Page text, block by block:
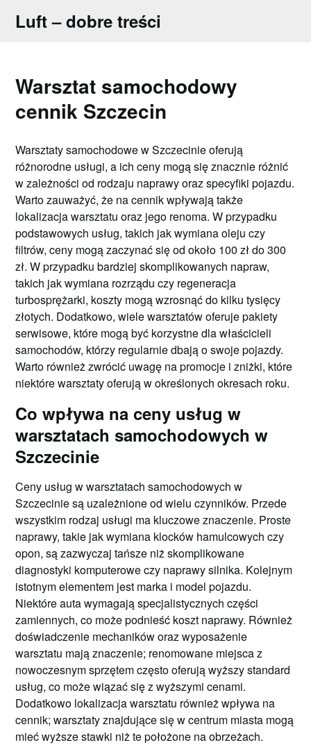
Luft – dobre treści
Warsztat samochodowy
cennik Szczecin
Warsztaty samochodowe w Szczecinie oferują
różnorodne usługi, a ich ceny mogą się znacznie różnić
w zależności od rodzaju naprawy oraz specyfiki pojazdu.
Warto zauważyć, że na cennik wpływają także
lokalizacja warsztatu oraz jego renoma. W przypadku
podstawowych usług, takich jak wymiana oleju czy
filtrów, ceny mogą zaczynać się od około 100 zł do 300
zł. W przypadku bardziej skomplikowanych napraw,
takich jak wymiana rozrządu czy regeneracja
turbosprężarki, koszty mogą wzrosnąć do kilku tysięcy
złotych. Dodatkowo, wiele warsztatów oferuje pakiety
serwisowe, które mogą być korzystne dla właścicieli
samochodów, którzy regularnie dbają o swoje pojazdy.
Warto również zwrócić uwagę na promocje i zniżki, które
niektóre warsztaty oferują w określonych okresach roku.
Co wpływa na ceny usług w
warsztatach samochodowych w
Szczecinie
Ceny usług w warsztatach samochodowych w
Szczecinie są uzależnione od wielu czynników. Przede
wszystkim rodzaj usługi ma kluczowe znaczenie. Proste
naprawy, takie jak wymiana klocków hamulcowych czy
opon, są zazwyczaj tańsze niż skomplikowane
diagnostyki komputerowe czy naprawy silnika. Kolejnym
istotnym elementem jest marka i model pojazdu.
Niektóre auta wymagają specjalistycznych części
zamiennych, co może podnieść koszt naprawy. Również
doświadczenie mechaników oraz wyposażenie
warsztatu mają znaczenie; renomowane miejsca z
nowoczesnym sprzętem często oferują wyższy standard
usług, co może wiązać się z wyższymi cenami.
Dodatkowo lokalizacja warsztatu również wpływa na
cennik; warsztaty znajdujące się w centrum miasta mogą
mieć wyższe stawki niż te położone na obrzeżach.